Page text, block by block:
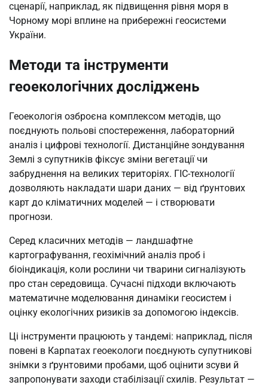
сценарії, наприклад, як підвищення рівня моря в
Чорному морі вплине на прибережні геосистеми
України.
Методи та інструменти
геоекологічних досліджень
Геоекологія озброєна комплексом методів, що
поєднують польові спостереження, лабораторний
аналіз і цифрові технології. Дистанційне зондування
Землі з супутників фіксує зміни вегетації чи
забруднення на великих територіях. ГІС-технології
дозволяють накладати шари даних — від ґрунтових
карт до кліматичних моделей — і створювати
прогнози.
Серед класичних методів — ландшафтне
картографування, геохімічний аналіз проб і
біоіндикація, коли рослини чи тварини сигналізують
про стан середовища. Сучасні підходи включають
математичне моделювання динаміки геосистем і
оцінку екологічних ризиків за допомогою індексів.
Ці інструменти працюють у тандемі: наприклад, після
повені в Карпатах геоекологи поєднують супутникові
знімки з ґрунтовими пробами, щоб оцінити зсуви й
запропонувати заходи стабілізації схилів. Результат —